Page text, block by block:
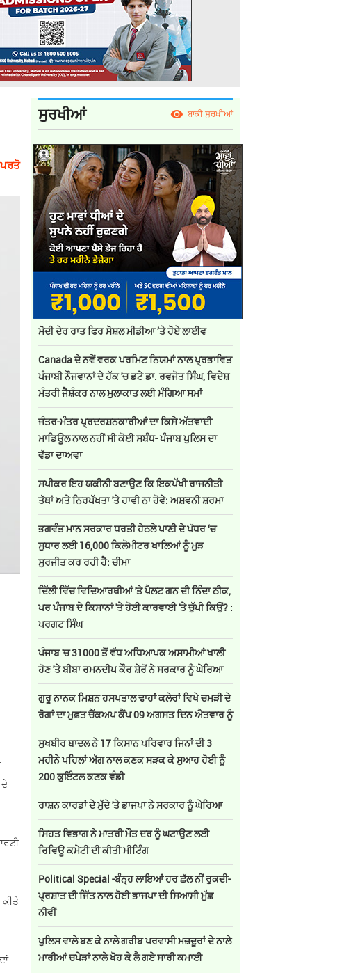
ਸੁਰਖੀਆਂ ਬਾਕੀ ਸੁਰਖੀਆਂ
ਮੋਦੀ ਦੇਰ ਰਾਤ ਫਿਰ ਸੋਸ਼ਲ ਮੀਡੀਆ ’ਤੇ ਹੋਏ ਲਾਈਵ
Canada ਦੇ ਨਵੇਂ ਵਰਕ ਪਰਮਿਟ ਨਿਯਮਾਂ ਨਾਲ ਪ੍ਰਭਾਵਿਤ
ਪੰਜਾਬੀ ਨੌਜਵਾਨਾਂ ਦੇ ਹੱਕ 'ਚ ਡਟੇ ਡਾ. ਰਵਜੋਤ ਸਿੰਘ, ਵਿਦੇਸ਼
ਮੰਤਰੀ ਜੈਸ਼ੰਕਰ ਨਾਲ ਮੁਲਾਕਾਤ ਲਈ ਮੰਗਿਆ ਸਮਾਂ
ਜੰਤਰ-ਮੰਤਰ ਪ੍ਰਦਰਸ਼ਨਕਾਰੀਆਂ ਦਾ ਕਿਸੇ ਅੱਤਵਾਦੀ
ਮਾਡਿਊਲ ਨਾਲ ਨਹੀਂ ਸੀ ਕੋਈ ਸਬੰਧ- ਪੰਜਾਬ ਪੁਲਿਸ ਦਾ
ਵੱਡਾ ਦਾਅਵਾ
ਸਪੀਕਰ ਇਹ ਯਕੀਨੀ ਬਣਾਉਣ ਕਿ ਇਕਪੱਖੀ ਰਾਜਨੀਤੀ
ਤੱਥਾਂ ਅਤੇ ਨਿਰਪੱਖਤਾ 'ਤੇ ਹਾਵੀ ਨਾ ਹੋਵੇ: ਅਸ਼ਵਨੀ ਸ਼ਰਮਾ
ਭਗਵੰਤ ਮਾਨ ਸਰਕਾਰ ਧਰਤੀ ਹੇਠਲੇ ਪਾਣੀ ਦੇ ਪੱਧਰ ‘ਚ
ਸੁਧਾਰ ਲਈ 16,000 ਕਿਲੋਮੀਟਰ ਖਾਲਿਆਂ ਨੂੰ ਮੁੜ
ਸੁਰਜੀਤ ਕਰ ਰਹੀ ਹੈ: ਚੀਮਾ
ਦਿੱਲੀ ਵਿੱਚ ਵਿਦਿਆਰਥੀਆਂ 'ਤੇ ਪੈਲਟ ਗਨ ਦੀ ਨਿੰਦਾ ਠੀਕ,
ਪਰ ਪੰਜਾਬ ਦੇ ਕਿਸਾਨਾਂ 'ਤੇ ਹੋਈ ਕਾਰਵਾਈ 'ਤੇ ਚੁੱਪੀ ਕਿਉਂ? :
ਪਰਗਟ ਸਿੰਘ
ਪੰਜਾਬ 'ਚ 31000 ਤੋਂ ਵੱਧ ਅਧਿਆਪਕ ਅਸਾਮੀਆਂ ਖਾਲੀ
ਹੋਣ 'ਤੇ ਬੀਬਾ ਰਮਨਦੀਪ ਕੌਰ ਸ਼ੇਰੋਂ ਨੇ ਸਰਕਾਰ ਨੂੰ ਘੇਰਿਆ
ਗੁਰੂ ਨਾਨਕ ਮਿਸ਼ਨ ਹਸਪਤਾਲ ਢਾਹਾਂ ਕਲੇਰਾਂ ਵਿਖੇ ਚਮੜੀ ਦੇ
ਰੋਗਾਂ ਦਾ ਮੁਫ਼ਤ ਚੈੱਕਅਪ ਕੈਂਪ 09 ਅਗਸਤ ਦਿਨ ਐਤਵਾਰ ਨੂੰ
ਸੁਖਬੀਰ ਬਾਦਲ ਨੇ 17 ਕਿਸਾਨ ਪਰਿਵਾਰ ਜਿਨਾਂ ਦੀ 3
ਮਹੀਨੇ ਪਹਿਲਾਂ ਅੱਗ ਨਾਲ ਕਣਕ ਸੜਕ ਕੇ ਸੁਆਹ ਹੋਈ ਨੂੰ
200 ਕੁਇੰਟਲ ਕਣਕ ਵੰਡੀ
ਰਾਸ਼ਨ ਕਾਰਡਾਂ ਦੇ ਮੁੱਦੇ 'ਤੇ ਭਾਜਪਾ ਨੇ ਸਰਕਾਰ ਨੂੰ ਘੇਰਿਆ
ਸਿਹਤ ਵਿਭਾਗ ਨੇ ਮਾਤਰੀ ਮੌਤ ਦਰ ਨੂੰ ਘਟਾਉਣ ਲਈ
ਰਿਵਿਊ ਕਮੇਟੀ ਦੀ ਕੀਤੀ ਮੀਟਿੰਗ
Political Special -ਬੰਨ੍ਹ ਲਾਇਆਂ ਹਰ ਛੱਲ ਨੀਂ ਰੁਕਦੀ-
ਪ੍ਰਸ਼ਾਤ ਦੀ ਜਿੱਤ ਨਾਲ ਹੋਈ ਭਾਜਪਾ ਦੀ ਸਿਆਸੀ ਮੁੱਛ
ਨੀਵੀਂ
ਪੁਲਿਸ ਵਾਲੇ ਬਣ ਕੇ ਨਾਲੇ ਗਰੀਬ ਪਰਵਾਸੀ ਮਜ਼ਦੂਰਾਂ ਦੇ ਨਾਲੇ
ਮਾਰੀਆਂ ਚਪੇੜਾਂ ਨਾਲੇ ਖੋਹ ਕੇ ਲੈ ਗਏ ਸਾਰੀ ਕਮਾਈ